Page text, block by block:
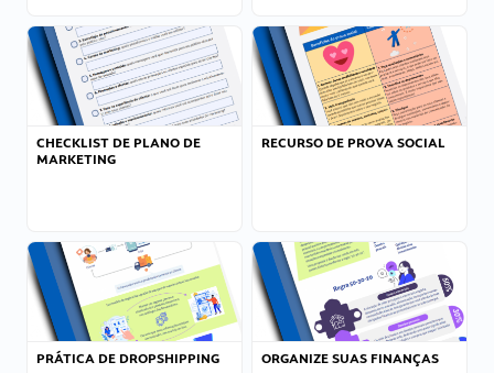
CHECKLIST DE PLANO DE
MARKETING
RECURSO DE PROVA SOCIAL
PRÁTICA DE DROPSHIPPING ORGANIZE SUAS FINANÇAS